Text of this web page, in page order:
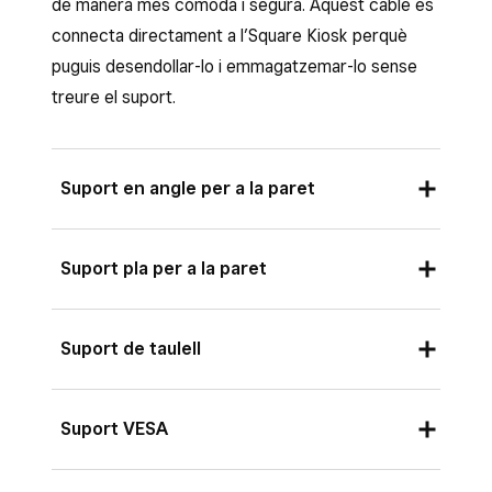
de manera més còmoda i segura. Aquest cable es
connecta directament a l’Square Kiosk perquè
puguis desendollar-lo i emmagatzemar-lo sense
treure el suport.
Suport en angle per a la paret
Suport pla per a la paret
Suport de taulell
Suport VESA